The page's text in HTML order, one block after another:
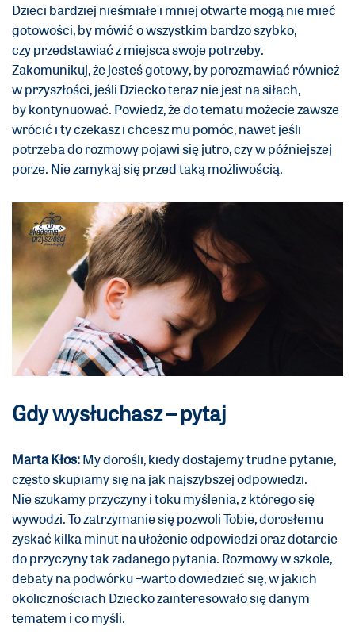
Dzieci bardziej nieśmiałe i mniej otwarte mogą nie mieć
gotowości, by mówić o wszystkim bardzo szybko,
czy przedstawiać z miejsca swoje potrzeby.
Zakomunikuj, że jesteś gotowy, by porozmawiać również
w przyszłości, jeśli Dziecko teraz nie jest na siłach,
by kontynuować. Powiedz, że do tematu możecie zawsze
wrócić i ty czekasz i chcesz mu pomóc, nawet jeśli
potrzeba do rozmowy pojawi się jutro, czy w późniejszej
porze. Nie zamykaj się przed taką możliwością.
Gdy wysłuchasz – pytaj
Marta Kłos:My dorośli, kiedy dostajemy trudne pytanie,
często skupiamy się na jak najszybszej odpowiedzi.
Nie szukamy przyczyny i toku myślenia, z którego się
wywodzi. To zatrzymanie się pozwoli Tobie, dorosłemu
zyskać kilka minut na ułożenie odpowiedzi oraz dotarcie
do przyczyny tak zadanego pytania. Rozmowy w szkole,
debaty na podwórku –warto dowiedzieć się, w jakich
okolicznościach Dziecko zainteresowało się danym
tematem i co myśli.